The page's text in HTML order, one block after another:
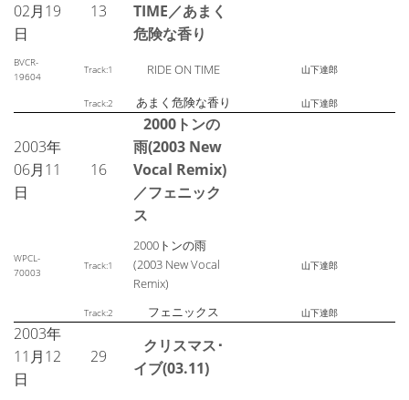
02月19
日
13
TIME／あまく
危険な香り
BVCR-
19604
Track:1 RIDE ON TIME 山下達郎
Track:2 あまく危険な香り 山下達郎
2003年
06月11
日
16
2000トンの
雨(2003 New
Vocal Remix)
／フェニック
ス
WPCL-
70003
Track:1
2000トンの雨
(2003 New Vocal
Remix)
山下達郎
Track:2 フェニックス 山下達郎
2003年
11月12
日
29
クリスマス･
イブ(03.11)